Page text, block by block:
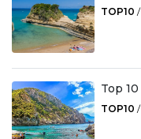
TOP10 /
Top
TOP10 /